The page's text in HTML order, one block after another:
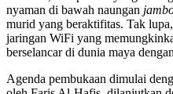
nyaman di bawah naungan
murid yang beraktifitas. Tak
jaringan WiFi yang
berselancar di dunia maya
Agenda pembukaan dimulai